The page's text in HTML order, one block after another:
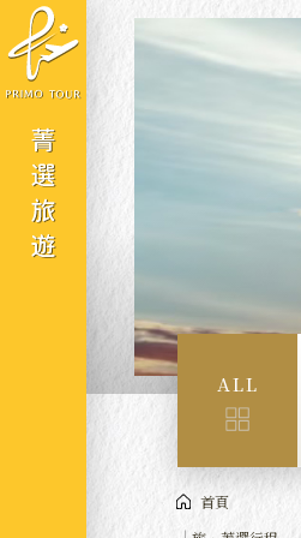
ALL
首頁
Cookie管理面板